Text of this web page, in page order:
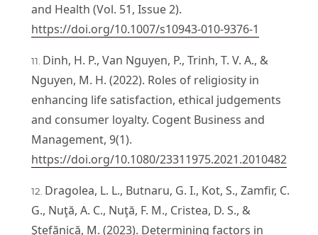
and Health (Vol. 51, Issue 2).
https://doi.org/10.1007/s10943-010-9376-1
Dinh, H. P., Van Nguyen, P., Trinh, T. V. A., &
Nguyen, M. H. (2022). Roles of religiosity in
enhancing life satisfaction, ethical judgements
and consumer loyalty. Cogent Business and
Management, 9(1).
https://doi.org/10.1080/23311975.2021.2010482
Dragolea, L. L., Butnaru, G. I., Kot, S., Zamfir, C.
G., Nuţă, A. C., Nuţă, F. M., Cristea, D. S., &
Ştefănică, M. (2023). Determining factors in